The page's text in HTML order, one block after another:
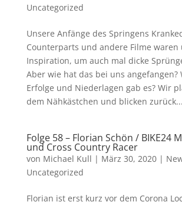
Uncategorized
Unsere Anfänge des Springens
Counterparts und andere Filme waren
Inspiration, um auch mal dicke
Aber wie hat das bei uns angefangen?
Erfolge und Niederlagen gab es? Wir
dem Nähkästchen und blicken
Folge 58 – Florian Schön / BIKE24
und Cross Country Racer
von Michael Kull | März 30, 2020|
Uncategorized
Florian ist erst kurz vor dem Corona